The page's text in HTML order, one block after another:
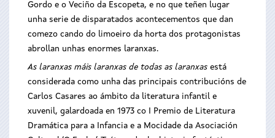
Gordo e o Veciño da Escopeta, e no que teñen lugar
unha serie de disparatados acontecementos que dan
comezo cando do limoeiro da horta dos protagonistas
abrollan unhas enormes laranxas.
As laranxas máis laranxas de todas as laranxas está
considerada como unha das principais contribucións de
Carlos Casares ao ámbito da literatura infantil e
xuvenil, galardoada en 1973 co I Premio de Literatura
Dramática para a Infancia e a Mocidade da Asociación